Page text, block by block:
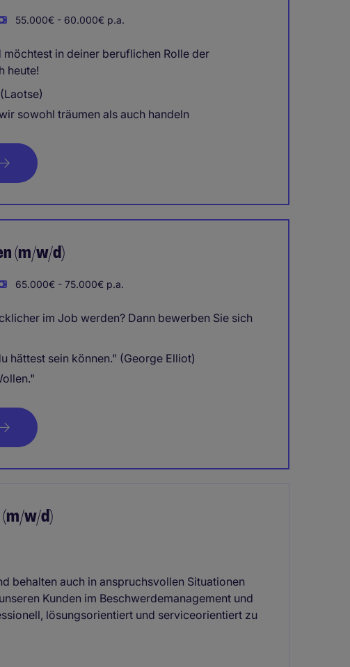
55.000€ - 60.000€ p.a.
in deiner beruflichen Rolle der
heute!
sowohl träumen als auch handeln
(m/w/d)
65.000€ - 75.000€ p.a.
im Job werden? Dann bewerben Sie sich
hättest sein können." (George Elliot)
w/d)
behalten auch in anspruchsvollen Situationen
Kunden im Beschwerdemanagement und
lösungsorientiert und serviceorientiert zu